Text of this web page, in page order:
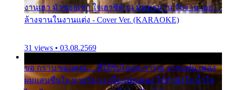
งานเฮา มัวซอยเขา ใจเฮาซิด้าน มันทรมาน จับจาน เอย…
ล้างจานในงานแต่ง - Cover Ver. (KARAOKE)
31 views • 03.08.2569
ขอ กราบ ขอบคุณ.... ที่ได้รับไออุ่น การุณ จากแฟน เพลง
ผมแสนชื่นใจ หายวังเวง เมื่อแฟนเพลง ให้กำลังใจ น้ำใจ